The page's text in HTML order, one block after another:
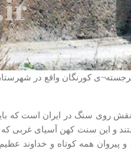
کورنگان واقع در
نقش روی سنگ در ایران است که
این سنت کهن آسیای غربی که
و پیروان همه کوتاه و خداوند